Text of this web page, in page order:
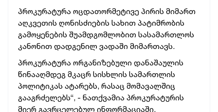
პროკურატურა ოცდათორმეტივე პირის მიმართ
აღკვეთის ღონისძიების სახით პატიმრობის
გამოყენების შუამდგომლობით სასამართლოს
კანონით დადგენილ ვადაში მიმართავს.
პროკურატურა ორგანიზებული დანაშაულის
წინააღმდეგ მკაცრ სისხლის სამართლის
პოლიტიკას ატარებს, რასაც მომავალშიც
გააგრძელებს“, - ნათქვამია პროკურატურის
მიერ გავრცელებულ ინფორმაციაში.